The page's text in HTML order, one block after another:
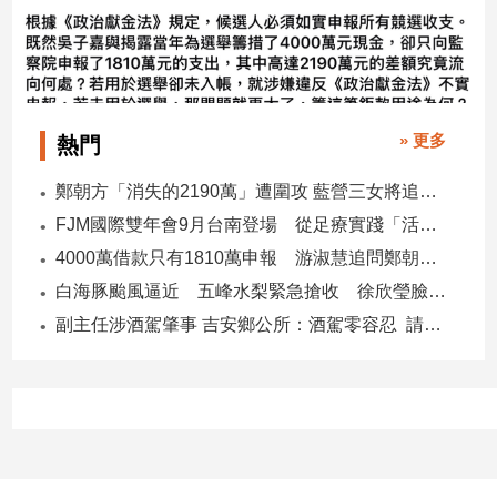
熱門 » 更多
鄭朝方「消失的2190萬」遭圍攻 藍營三女將追金流 拿出還款證明
FJM國際雙年會9月台南登場 從足療實踐「活出愛」
4000萬借款只有1810萬申報 游淑慧追問鄭朝方：2190萬差額去哪了
白海豚颱風逼近 五峰水梨緊急搶收 徐欣瑩臉書急呼「搶救五峰水梨」
副主任涉酒駕肇事 吉安鄉公所：酒駕零容忍 請辭獲准